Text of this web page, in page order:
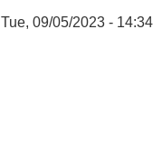
Tue, 09/05/2023 - 14:34